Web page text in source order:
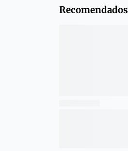
Recomendados